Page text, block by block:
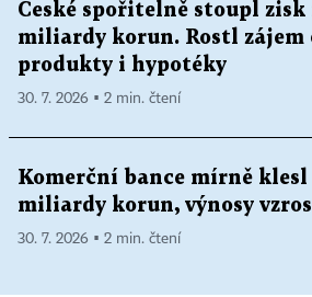
České spořitelně stoupl zisk
miliardy korun. Rostl zájem
produkty i hypotéky
30. 7. 2026 ▪ 2 min. čtení
Komerční bance mírně klesl
miliardy korun, výnosy
30. 7. 2026 ▪ 2 min. čtení